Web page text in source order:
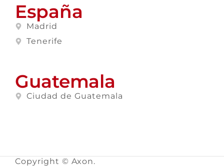
España
Madrid
Tenerife
Guatemala
Ciudad de Guatemala
Copyright © Axon.